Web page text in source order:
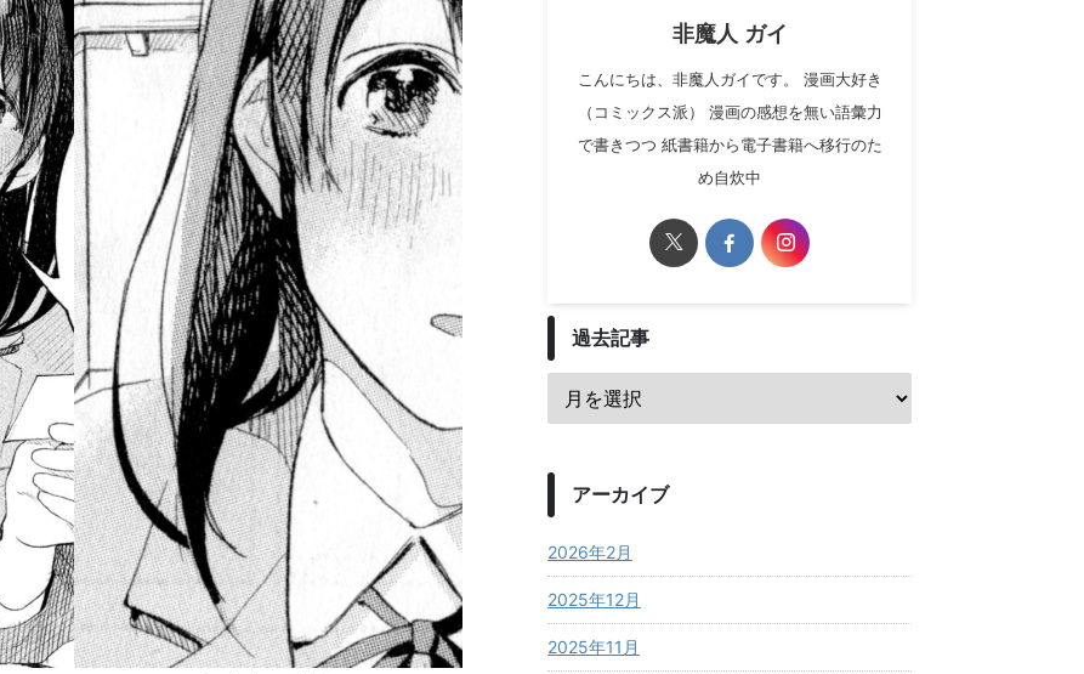
非魔人 ガイ
こんにちは、非魔人ガイです。 漫画大好き
（コミックス派） 漫画の感想を無い語彙力
で書きつつ 紙書籍から電子書籍へ移行のた
め自炊中
過去記事
アーカイブ
2026年2月
2025年12月
2025年11月